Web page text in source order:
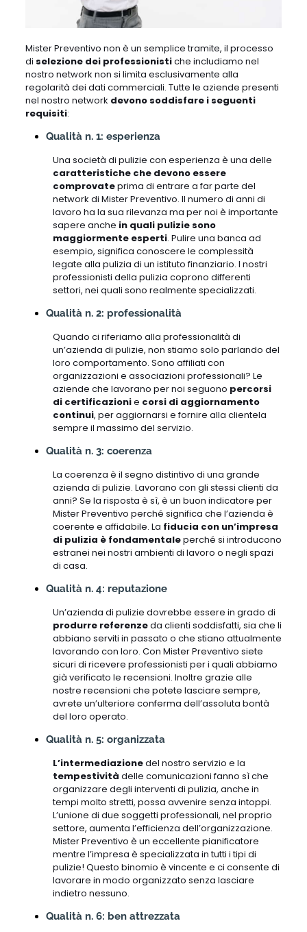
Mister Preventivo non è un semplice tramite, il processo
di selezione dei professionistiche includiamo nel
nostro network non si limita esclusivamente alla
regolarità dei dati commerciali. Tutte le aziende presenti
nel nostro network devono soddisfare i seguenti
requisiti:
Qualità n. 1: esperienza
Una società di pulizie con esperienza è una delle
caratteristiche che devono essere
comprovateprima di entrare a far parte del
network di Mister Preventivo. Il numero di anni di
lavoro ha la sua rilevanza ma per noi è importante
sapere anche in quali pulizie sono
maggiormente esperti. Pulire una banca ad
esempio, significa conoscere le complessità
legate alla pulizia di un istituto finanziario. I nostri
professionisti della pulizia coprono differenti
settori, nei quali sono realmente specializzati.
Qualità n. 2: professionalità
Quando ci riferiamo alla professionalità di
un’azienda di pulizie, non stiamo solo parlando del
loro comportamento. Sono affiliati con
organizzazioni e associazioni professionali? Le
aziende che lavorano per noi seguono percorsi
di certificazionie corsi di aggiornamento
continui, per aggiornarsi e fornire alla clientela
sempre il massimo del servizio.
Qualità n. 3: coerenza
La coerenza è il segno distintivo di una grande
azienda di pulizie. Lavorano con gli stessi clienti da
anni? Se la risposta è sì, è un buon indicatore per
Mister Preventivo perché significa che l’azienda è
coerente e affidabile. La fiducia con un’impresa
di pulizia è fondamentaleperché si introducono
estranei nei nostri ambienti di lavoro o negli spazi
di casa.
Qualità n. 4: reputazione
Un’azienda di pulizie dovrebbe essere in grado di
produrre referenzeda clienti soddisfatti, sia che li
abbiano serviti in passato o che stiano attualmente
lavorando con loro. Con Mister Preventivo siete
sicuri di ricevere professionisti per i quali abbiamo
già verificato le recensioni. Inoltre grazie alle
nostre recensioni che potete lasciare sempre,
avrete un’ulteriore conferma dell’assoluta bontà
del loro operato.
Qualità n. 5: organizzata
L’intermediazionedel nostro servizio e la
tempestività delle comunicazioni fanno sì che
organizzare degli interventi di pulizia, anche in
tempi molto stretti, possa avvenire senza intoppi.
L’unione di due soggetti professionali, nel proprio
settore, aumenta l’efficienza dell’organizzazione.
Mister Preventivo è un eccellente pianificatore
mentre l’impresa è specializzata in tutti i tipi di
pulizie! Questo binomio è vincente e ci consente di
lavorare in modo organizzato senza lasciare
indietro nessuno.
Qualità n. 6: ben attrezzata